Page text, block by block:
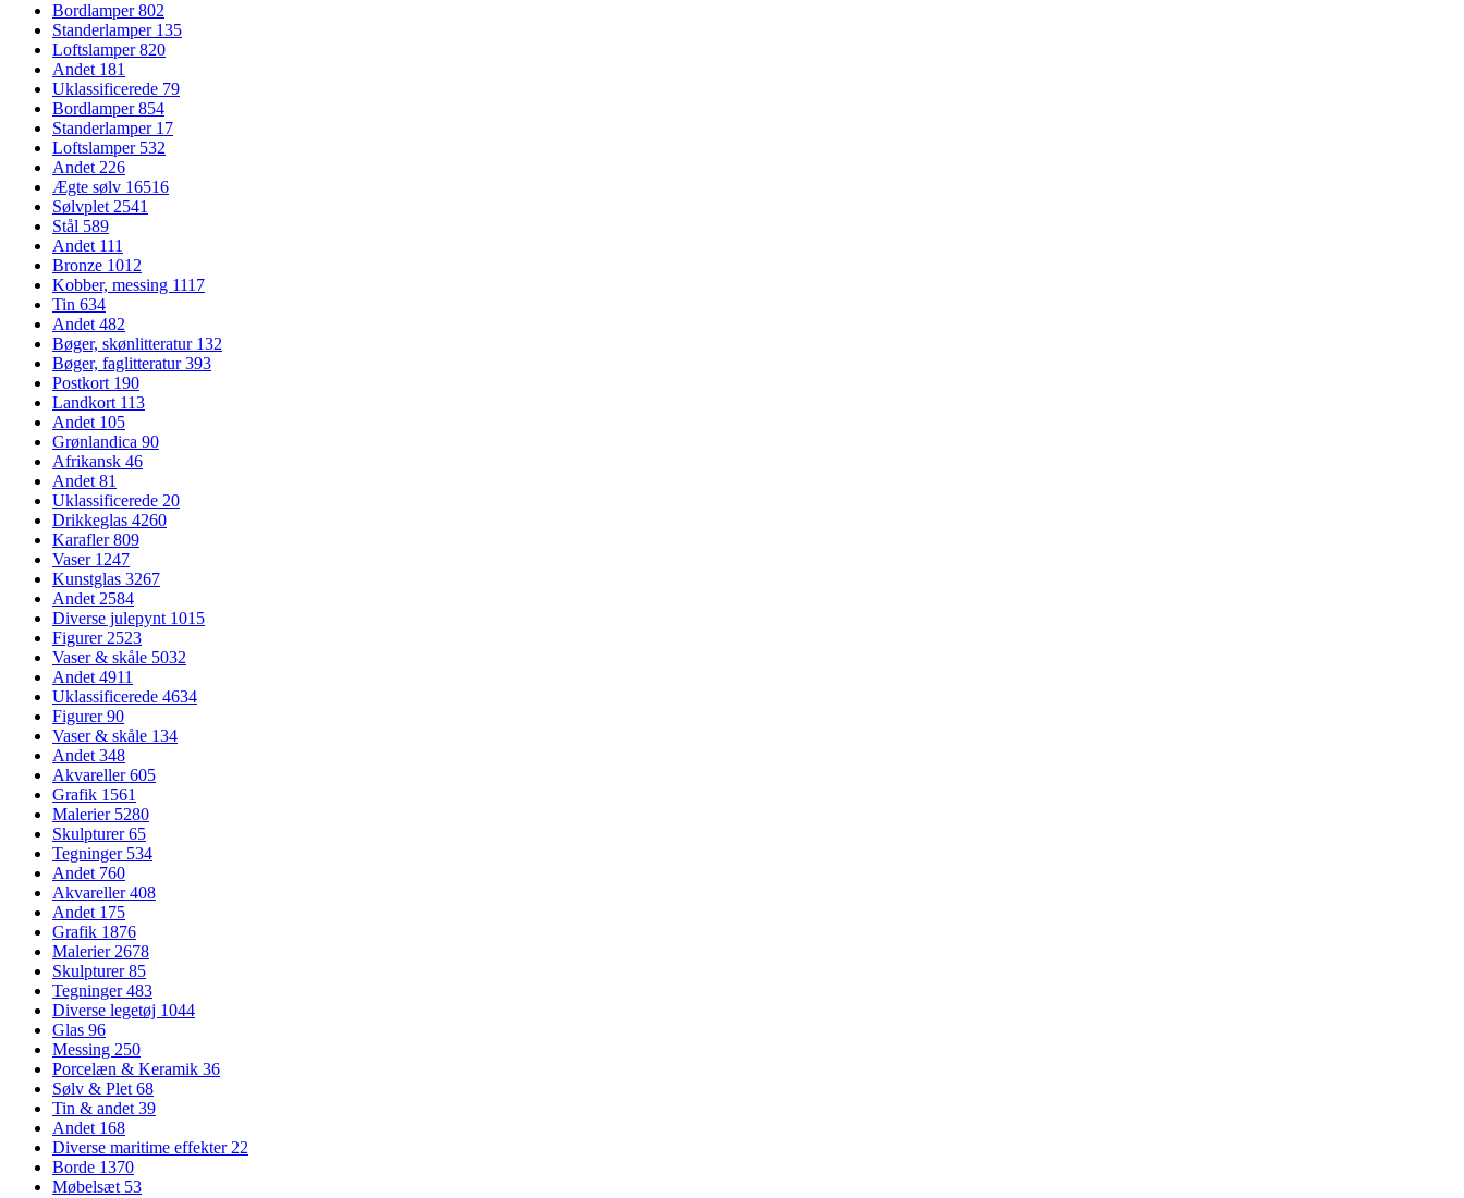
Bordlamper802
Standerlamper 135
Loftslamper820
Andet 181
Uklassificerede 79
Bordlamper854
Standerlamper 17
Loftslamper 532
Andet226
Ægte sølv 16516
Sølvplet2541
Stål 589
Andet 111
Bronze 1012
Kobber, messing 1117
Tin 634
Andet482
Bøger, skønlitteratur 132
Bøger, faglitteratur393
Postkort 190
Landkort 113
Andet 105
Grønlandica 90
Afrikansk 46
Andet81
Uklassificerede 20
Drikkeglas 4260
Karafler809
Vaser 1247
Kunstglas 3267
Andet2584
Diverse julepynt 1015
Figurer2523
Vaser & skåle 5032
Andet4911
Uklassificerede 4634
Figurer90
Vaser & skåle 134
Andet348
Akvareller605
Grafik 1561
Malerier 5280
Skulpturer65
Tegninger 534
Andet 760
Akvareller408
Andet 175
Grafik 1876
Malerier2678
Skulpturer85
Tegninger483
Diverse legetøj 1044
Glas 96
Messing 250
Porcelæn & Keramik 36
Sølv & Plet68
Tin & andet39
Andet 168
Diverse maritime effekter22
Borde 1370
Møbelsæt 53